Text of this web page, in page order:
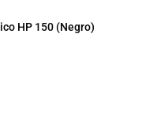
HP 150 (Negro)